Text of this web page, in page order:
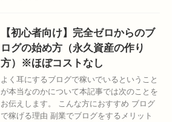
【初心者向け】完全ゼロからのブ
ログの始め方（永久資産の作り
方）※ほぼコストなし
よく耳にするブログで稼いでいるということ
が本当なのかについて本記事では次のことを
お伝えします。 こんな方におすすめ ブログ
で稼げる理由 副業でブログをするメリット